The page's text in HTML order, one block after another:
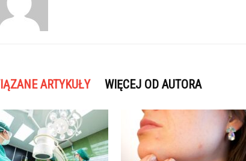
ARTYKUŁY WIĘCEJ OD AUTORA